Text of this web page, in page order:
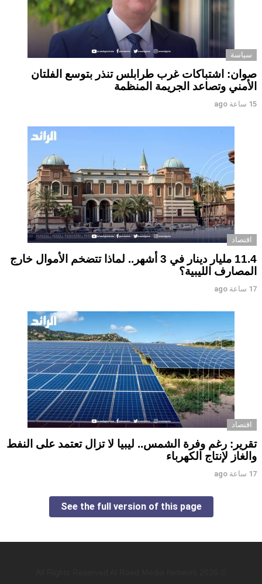
سياسة
صوان: اشتباكات غرب طرابلس تنذر بتوسع الفلتان
الأمني وتصاعد الجريمة المنظمة
15 ساعة ago
اقتصاد
11.4 مليار دينار في 3 أشهر.. لماذا تتضخم الأموال خارج
المصارف الليبية؟
17 ساعة ago
اقتصاد
تقرير: رغم وفرة الشمس.. ليبيا لا تزال تعتمد على النفط
والغاز لإنتاج الكهرباء
17 ساعة ago
See the full version of this page